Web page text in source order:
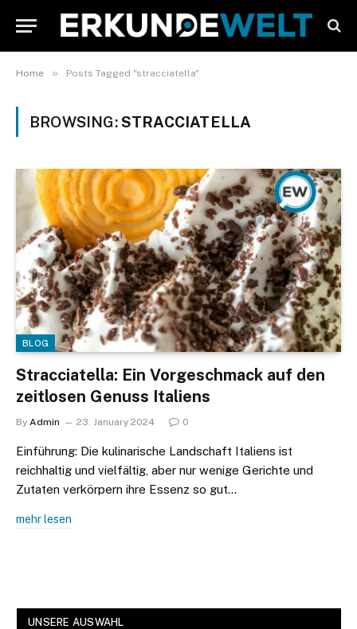
Home » Posts Tagged "stracciatella"
BROWSING:STRACCIATELLA
BLOG
Stracciatella: Ein Vorgeschmack auf den
zeitlosen Genuss Italiens
By Admin 23. January 2024 0
Einführung: Die kulinarische Landschaft Italiens ist
reichhaltig und vielfältig, aber nur wenige Gerichte und
Zutaten verkörpern ihre Essenz so gut…
mehr lesen
UNSERE AUSWAHL